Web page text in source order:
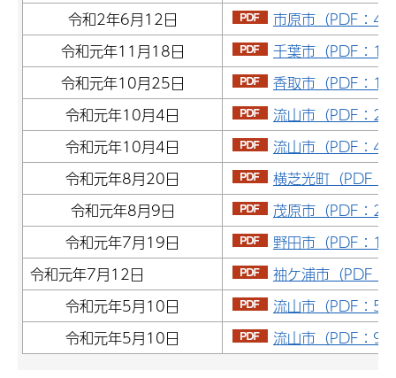
令和2年6月12日
市原市（PDF：
令和元年11月18日
千葉市（PDF：
令和元年10月25日
香取市（PDF：
令和元年10月4日
流山市（PDF：
令和元年10月4日
流山市（PDF：
令和元年8月20日
横芝光町（PDF：
令和元年8月9日
茂原市（PDF：
令和元年7月19日
野田市（PDF：
令和元年7月12日
袖ケ浦市（PDF：
令和元年5月10日
流山市（PDF：
令和元年5月10日
流山市（PDF：